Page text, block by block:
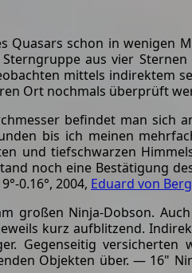
Quasars schon in wenigen
aus vier
mittels indirektem
Ort nochmals überprüft
befindet man sich
bis ich meinen
und tiefschwarzen
noch eine Bestätigung
0.16°, 2004, Eduard von
großen Ninja-Dobson.
kurz aufblitzend.
Gegenseitig versicherten
Objekten über. — 16"